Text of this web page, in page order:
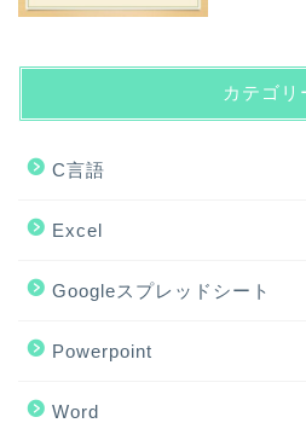
カテゴリ
C言語
Excel
Googleスプレッドシート
Powerpoint
Word